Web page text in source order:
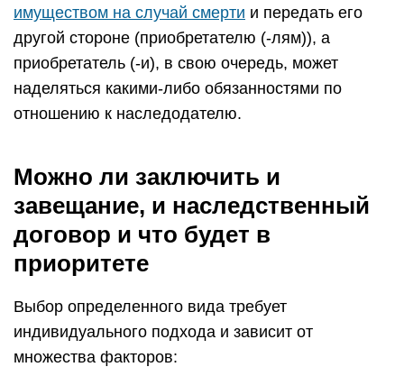
имуществом на случай смерти и передать его
другой стороне (приобретателю (-лям)), а
приобретатель (-и), в свою очередь, может
наделяться какими-либо обязанностями по
отношению к наследодателю.
Можно ли заключить и
завещание, и наследственный
договор и что будет в
приоритете
Выбор определенного вида требует
индивидуального подхода и зависит от
множества факторов: